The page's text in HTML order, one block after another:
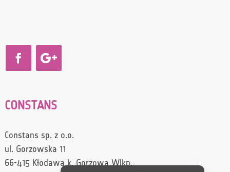
CONSTANS
Constans sp. z o.o.
ul. Gorzowska 11
66-415 Kłodawa k. Gorzowa Wlkp.